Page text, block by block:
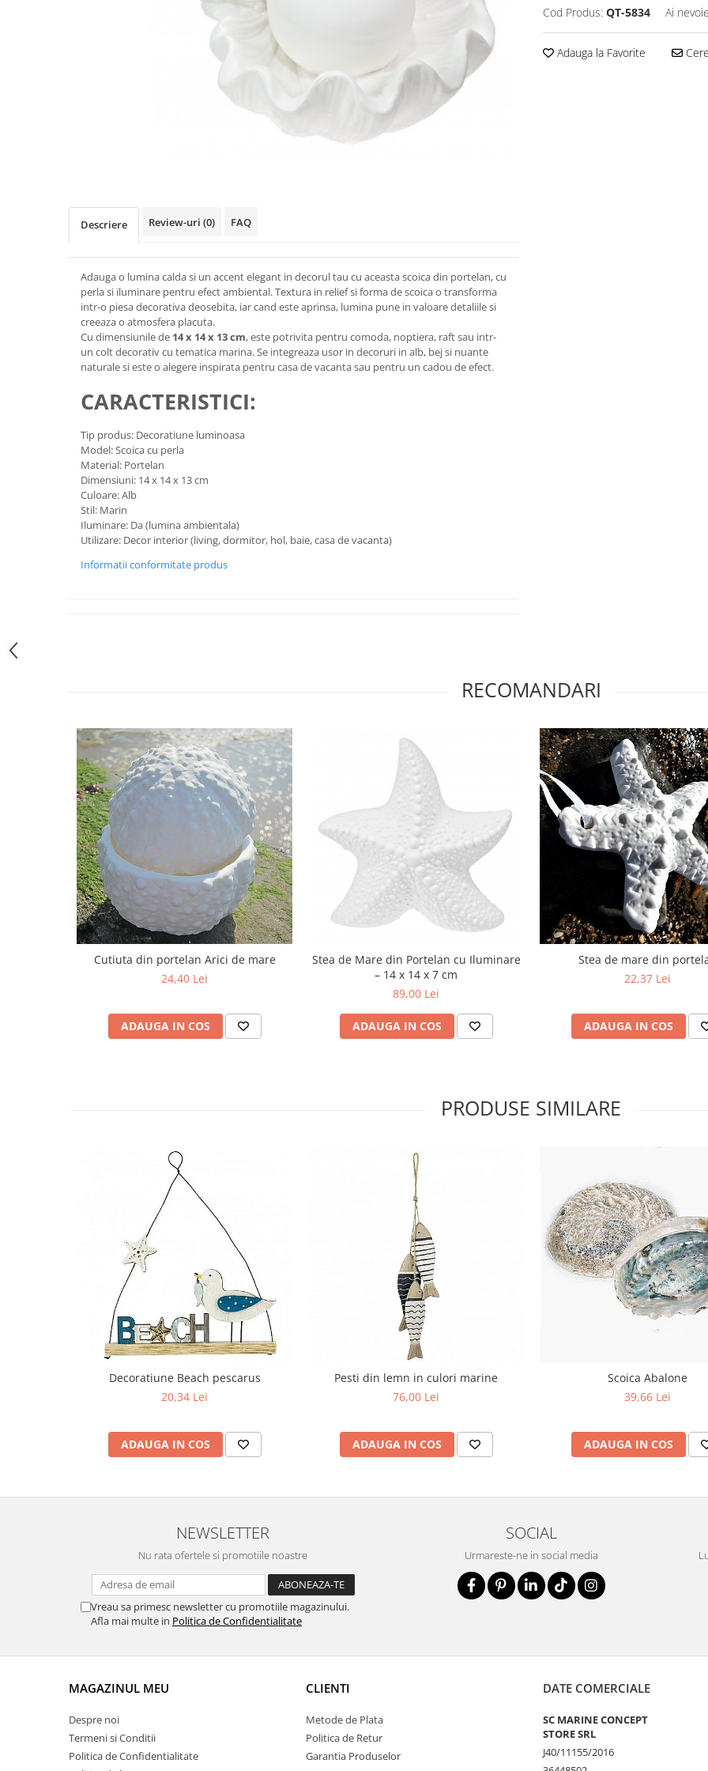
Cod Produs: QT-5834 Ai
Adauga la Favorite
Descriere Review-uri (0) FAQ
Adauga o lumina calda si un accent elegant in decorul tau cu aceasta scoica din portelan, cu
perla si iluminare pentru efect ambiental. Textura in relief si forma de scoica o transforma
intr-o piesa decorativa deosebita, iar cand este aprinsa, lumina pune in valoare detaliile si
creeaza o atmosfera placuta.
Cu dimensiunile de 14 x 14 x 13 cm, este potrivita pentru comoda, noptiera, raft sau intr-
un colt decorativ cu tematica marina. Se integreaza usor in decoruri in alb, bej si nuante
naturale si este o alegere inspirata pentru casa de vacanta sau pentru un cadou de efect.
CARACTERISTICI:
Tip produs: Decoratiune luminoasa
Model: Scoica cu perla
Material: Portelan
Dimensiuni: 14 x 14 x 13 cm
Culoare: Alb
Stil: Marin
Iluminare: Da (lumina ambientala)
Utilizare: Decor interior (living, dormitor, hol, baie, casa de vacanta)
Informatii conformitate produs
RECOMANDARI
Cutiuta din portelan Arici de mare
24,40 Lei
ADAUGA IN COS
Stea de Mare din Portelan cu Iluminare
– 14 x 14 x 7 cm
89,00 Lei
ADAUGA IN COS
Stea de mare din
22,37 Lei
ADAUGA IN COS
PRODUSE SIMILARE
Decoratiune Beach pescarus
20,34 Lei
ADAUGA IN COS
Pesti din lemn in culori marine
76,00 Lei
ADAUGA IN COS
Scoica Abalone
39,66 Lei
ADAUGA IN COS
NEWSLETTER
Nu rata ofertele si promotiile noastre
Vreau sa primesc newsletter cu promotiile magazinului.
Afla mai multe in Politica de Confidentialitate
SOCIAL
Urmareste-ne in social media
MAGAZINUL MEU
Despre noi
Termeni si Conditii
Politica de Confidentialitate
CLIENTI
Metode de Plata
Politica de Retur
Garantia Produselor
DATE COMERCIALE
SC MARINE CONCEPT
STORE SRL
J40/11155/2016